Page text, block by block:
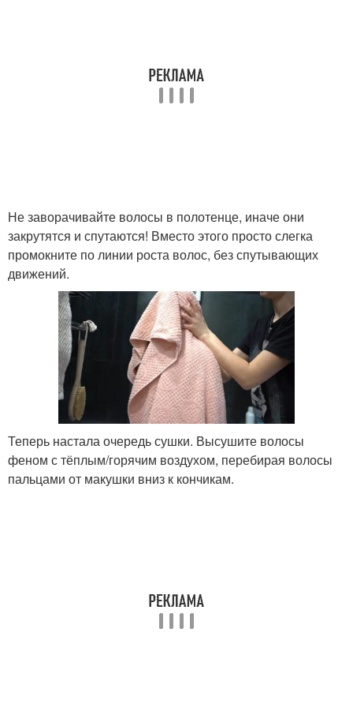
Не заворачивайте волосы в полотенце, иначе они
закрутятся и спутаются! Вместо этого просто слегка
промокните по линии роста волос, без спутывающих
движений.
Теперь настала очередь сушки. Высушите волосы
феном с тёплым/горячим воздухом, перебирая волосы
пальцами от макушки вниз к кончикам.